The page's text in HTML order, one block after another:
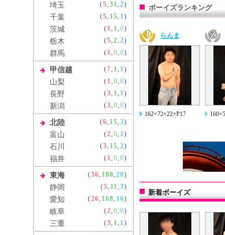
埼玉 (5,31,2)
千葉 (5, 15, 1)
茨城 ( 1, 1,0)
栃木 (5,2,2)
群馬 ( 1,0,0)
甲信越 (7, 1, 1)
山梨 ( 1,0,0)
長野 (3, 1, 1)
新潟 (3,0,0)
北陸 (6, 15,3)
富山 (2,0, 1)
石川 (3, 15,2)
福井 ( 1,0,0)
東海 (36, 180,20)
静岡 (5, 11,3)
愛知 (26, 168, 16)
岐阜 (2,0,0)
三重 (3, 1, 1)
ボーイズランキング
らんま
162×72×22×P17
新着ボーイズ